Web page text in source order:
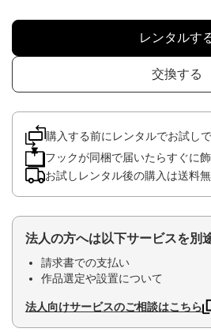
レンタルす
交換する
購入する前にレンタルでお試し
フックが同梱で届いたらすぐに
お試しレンタル後の購入は送料
法人の方へは以下サービスを別
請求書での支払い
作品選定や設置について
法人向けサービスのご相談はこちら